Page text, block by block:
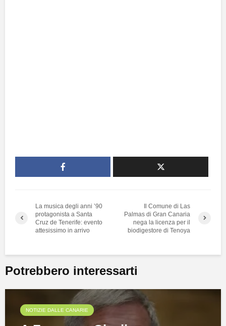
La musica degli anni ’90
protagonista a Santa
Cruz de Tenerife: evento
attesissimo in arrivo
Il Comune di Las
Palmas di Gran Canaria
nega la licenza per il
biodigestore di Tenoya
Potrebbero interessarti
NOTIZIE DALLE CANARIE